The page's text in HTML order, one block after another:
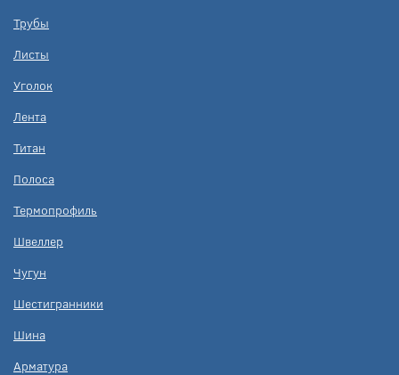
Трубы
Листы
Уголок
Лента
Титан
Полоса
Термопрофиль
Швеллер
Чугун
Шестигранники
Шина
Арматура